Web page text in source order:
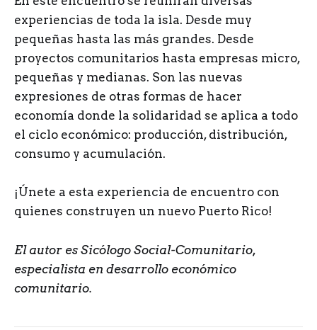
experiencias de toda la isla. Desde muy
pequeñas hasta las más grandes. Desde
proyectos comunitarios hasta empresas micro,
pequeñas y medianas. Son las nuevas
expresiones de otras formas de hacer
economía donde la solidaridad se aplica a todo
el ciclo económico: producción, distribución,
consumo y acumulación.
¡Únete a esta experiencia de encuentro con
quienes construyen un nuevo Puerto Rico!
El autor es Sicólogo Social-Comunitario,
especialista en desarrollo económico
comunitario.